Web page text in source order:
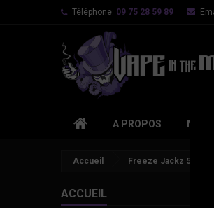
Téléphone: 09 75 28 59 89
A PROPOS
Accueil Freeze Jackz 50ml
ACCUEIL